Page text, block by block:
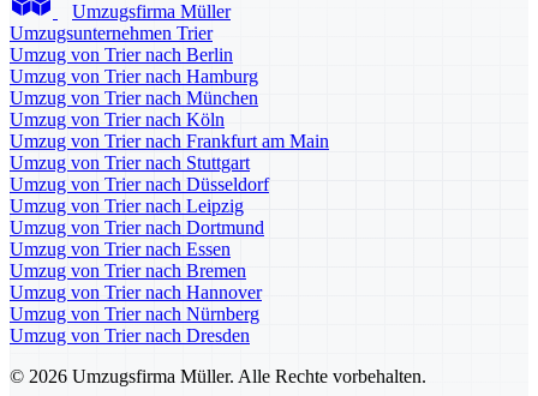
Umzugsfirma Müller
Umzugsunternehmen Trier
Umzug von Trier nach Berlin
Umzug von Trier nach Hamburg
Umzug von Trier nach München
Umzug von Trier nach Köln
Umzug von Trier nach Frankfurt am Main
Umzug von Trier nach Stuttgart
Umzug von Trier nach Düsseldorf
Umzug von Trier nach Leipzig
Umzug von Trier nach Dortmund
Umzug von Trier nach Essen
Umzug von Trier nach Bremen
Umzug von Trier nach Hannover
Umzug von Trier nach Nürnberg
Umzug von Trier nach Dresden
© 2026 Umzugsfirma Müller. Alle Rechte vorbehalten.